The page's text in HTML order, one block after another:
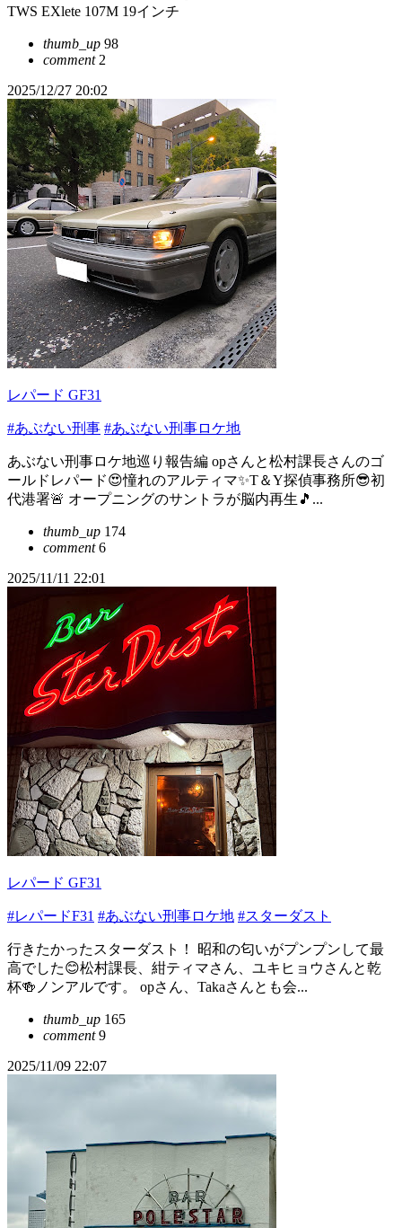
TWS EXlete 107M 19インチ
thumb_up 98
comment2
2025/12/27 20:02
レパード GF31
#あぶない刑事 #あぶない刑事ロケ地
あぶない刑事ロケ地巡り報告編 opさんと松村課長さんのゴ
ールドレパード😍憧れのアルティマ✨T＆Y探偵事務所😎初
代港署🚨 オープニングのサントラが脳内再生🎵...
thumb_up 174
comment6
2025/11/11 22:01
レパード GF31
#レパードF31 #あぶない刑事ロケ地 #スターダスト
行きたかったスターダスト！ 昭和の匂いがプンプンして最
高でした😊松村課長、紺ティマさん、ユキヒョウさんと乾
杯🍻ノンアルです。 opさん、Takaさんとも会...
thumb_up 165
comment9
2025/11/09 22:07